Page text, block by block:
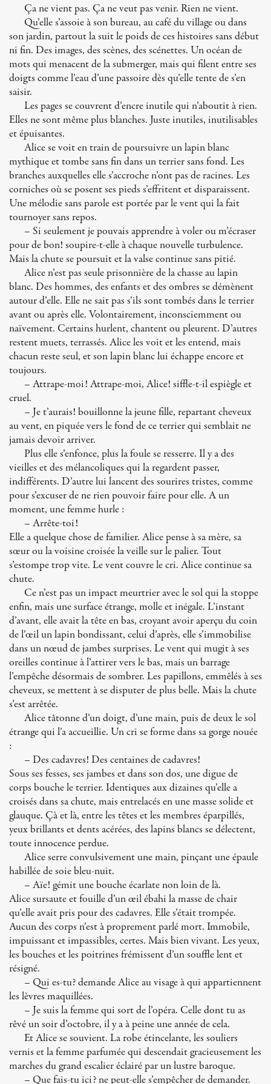
Ça ne vient pas. Ça ne veut pas venir. Rien ne vient.
Qu’elle s’assoie à son bureau, au café du village ou dans
son jardin, partout la suit le poids de ces histoires sans début
ni fin. Des images, des scènes, des scénettes. Un océan de
mots qui menacent de la submerger, mais qui filent entre ses
doigts comme l’eau d’une passoire dès qu’elle tente de s’en
saisir.
Les pages se couvrent d’encre inutile qui n’aboutit à rien.
Elles ne sont même plus blanches. Juste inutiles, inutilisables
et épuisantes.
Alice se voit en train de poursuivre un lapin blanc
mythique et tombe sans fin dans un terrier sans fond. Les
branches auxquelles elle s’accroche n’ont pas de racines. Les
corniches où se posent ses pieds s’effritent et disparaissent.
Une mélodie sans parole est portée par le vent qui la fait
tournoyer sans repos.
– Si seulement je pouvais apprendre à voler ou m’écraser
pour de bon! soupire-t-elle à chaque nouvelle turbulence.
Mais la chute se poursuit et la valse continue sans pitié.
Alice n’est pas seule prisonnière de la chasse au lapin
blanc. Des hommes, des enfants et des ombres se démènent
autour d’elle. Elle ne sait pas s’ils sont tombés dans le terrier
avant ou après elle. Volontairement, inconsciemment ou
naïvement. Certains hurlent, chantent ou pleurent. D’autres
restent muets, terrassés. Alice les voit et les entend, mais
chacun reste seul, et son lapin blanc lui échappe encore et
toujours.
– Attrape-moi! Attrape-moi, Alice! siffle-t-il espiègle et
cruel.
– Je t’aurais! bouillonne la jeune fille, repartant cheveux
au vent, en piquée vers le fond de ce terrier qui semblait ne
jamais devoir arriver.
Plus elle s’enfonce, plus la foule se resserre. Il y a des
vieilles et des mélancoliques qui la regardent passer,
indifférents. D’autre lui lancent des sourires tristes, comme
pour s’excuser de ne rien pouvoir faire pour elle. A un
moment, une femme hurle :
– Arrête-toi!
Elle a quelque chose de familier. Alice pense à sa mère, sa
sœur ou la voisine croisée la veille sur le palier. Tout
s’estompe trop vite. Le vent couvre le cri. Alice continue sa
chute.
Ce n’est pas un impact meurtrier avec le sol qui la stoppe
enfin, mais une surface étrange, molle et inégale. L’instant
d’avant, elle avait la tête en bas, croyant avoir aperçu du coin
de l’œil un lapin bondissant, celui d’après, elle s’immobilise
dans un nœud de jambes surprises. Le vent qui mugit à ses
oreilles continue à l’attirer vers le bas, mais un barrage
l’empêche désormais de sombrer. Les papillons, emmêlés à ses
cheveux, se mettent à se disputer de plus belle. Mais la chute
s’est arrêtée.
Alice tâtonne d’un doigt, d’une main, puis de deux le sol
étrange qui l’a accueillie. Un cri se forme dans sa gorge nouée
:
– Des cadavres! Des centaines de cadavres!
Sous ses fesses, ses jambes et dans son dos, une digue de
corps bouche le terrier. Identiques aux dizaines qu’elle a
croisés dans sa chute, mais entrelacés en une masse solide et
glauque. Çà et là, entre les têtes et les membres éparpillés,
yeux brillants et dents acérées, des lapins blancs se délectent,
toute innocence perdue.
Alice serre convulsivement une main, pinçant une épaule
habillée de soie bleu-nuit.
– Aïe! gémit une bouche écarlate non loin de là.
Alice sursaute et fouille d’un œil ébahi la masse de chair
qu’elle avait pris pour des cadavres. Elle s’était trompée.
Aucun des corps n’est à proprement parlé mort. Immobile,
impuissant et impassibles, certes. Mais bien vivant. Les yeux,
les bouches et les poitrines frémissent d’un souffle lent et
résigné.
– Qui es-tu? demande Alice au visage à qui appartiennent
les lèvres maquillées.
– Je suis la femme qui sort de l’opéra. Celle dont tu as
rêvé un soir d’octobre, il y a à peine une année de cela.
Et Alice se souvient. La robe étincelante, les souliers
vernis et la femme parfumée qui descendait gracieusement les
marches du grand escalier éclairé par un lustre baroque.
– Que fais-tu ici? ne peut-elle s’empêcher de demander.